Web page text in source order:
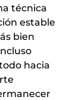
técnica
estable
bien
hacia